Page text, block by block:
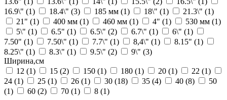
16.9\" (1) 18.4\" (3) 185 мм (1) 18\" (1) 21.3\" (1)
21" (1) 400 мм (1) 460 мм (1) 4" (1) 530 мм (1)
5\" (1) 6.5" (1) 6.5\" (2) 6.7\" (1) 6\" (1)
7.50" (1) 7.50\" (1) 7.7\" (1) 8,4\" (1) 8.15" (1)
8.25\" (1) 8.3\" (1) 9.5\" (2) 9\" (3)
Ширина,см
12 (1) 15 (2) 150 (1) 180 (1) 20 (1) 22 (1)
24 (1) 25 (1) 26 (1) 30 (18) 35 (4) 40 (8)
50
(1)
60 (2) 70 (1) 8 (1)